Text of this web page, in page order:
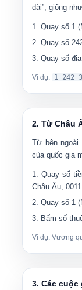
dài”, giống
Quay số 1
Quay số
Quay số
Ví dụ: 1 242
2. Từ Châu
Từ bên ngoài
của quốc gia
Quay số
Châu Âu,
Quay số 1
Bấm số
Ví dụ: Vương
3. Các cuộc